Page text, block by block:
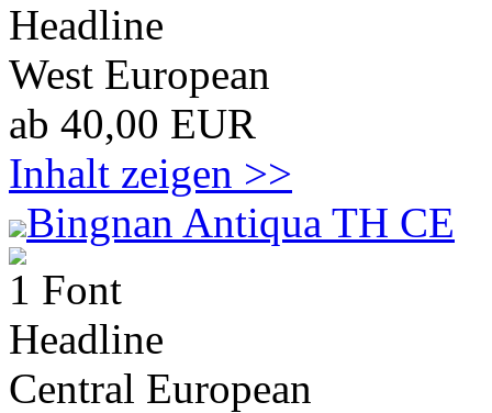
Headline
West European
ab 40,00 EUR
Inhalt zeigen >>
Bingnan Antiqua TH CE
1 Font
Headline
Central European